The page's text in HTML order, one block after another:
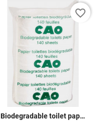
Biodegradable toilet paper
favorite_border